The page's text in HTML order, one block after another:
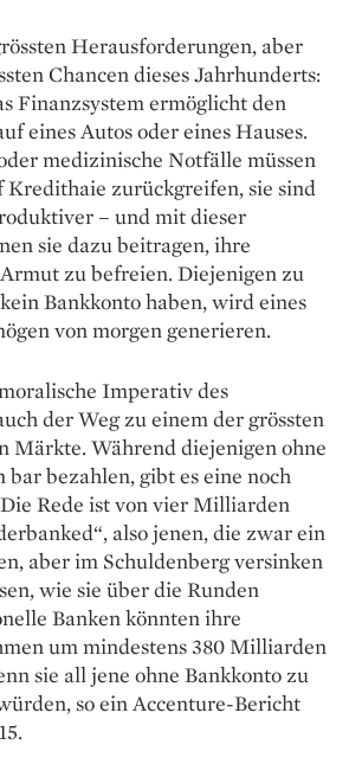
Herausforderungen, aber
Chancen dieses Jahrhunderts:
Finanz­system ermöglicht den
eines Autos oder ­eines ­Hauses.
­medizinische Notfälle müssen
Kredit­haie zurückgreifen, sie sind
– und mit dieser
sie dazu beitragen, ihre
zu befreien. Diejenigen zu
Bankkonto haben, wird eines
von morgen generieren.
Imperativ des
der Weg zu einem der grössten
Märkte. Während diejenigen ohne
bar bezahlen, gibt es eine noch
Rede ist von vier Milliarden
also jenen, die zwar ein
aber im Schuldenberg versinken
wie sie über die Runden
Banken könnten ihre
um mindestens 380 Milliarden
sie all jene ohne Bankkonto zu
so ein Accenture-Bericht